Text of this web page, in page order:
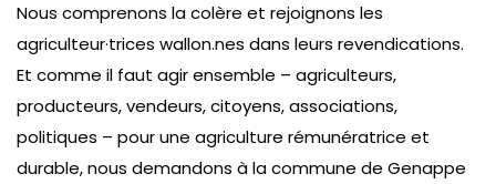
Nous comprenons la colère et rejoignons les
agriculteur·trices wallon.nes dans leurs revendications.
Et comme il faut agir ensemble – agriculteurs,
producteurs, vendeurs, citoyens, associations,
politiques – pour une agriculture rémunératrice et
durable, nous demandons à la commune de Genappe